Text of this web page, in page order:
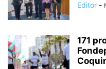
Editor -
171